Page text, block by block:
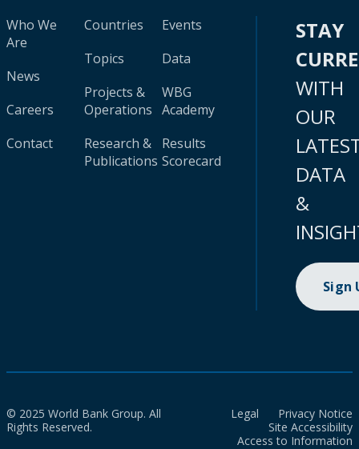
Who We
Are
News
Careers
Contact
Countries
Topics
Projects &
Operations
Research &
Publications
Events
Data
WBG
Academy
Results
Scorecard
STAY
WITH
OUR
DATA
&
Sign
© 2025 World Bank Group. All
Rights Reserved.
Legal
Privacy Notice
Site Accessibility
Access to Information